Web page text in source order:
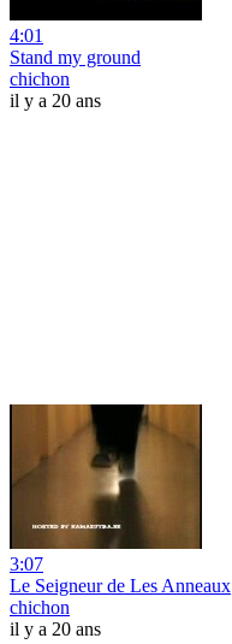
4:01
Stand my ground
chichon
il y a 20 ans
3:07
Le Seigneur de Les Anneaux
chichon
il y a 20 ans